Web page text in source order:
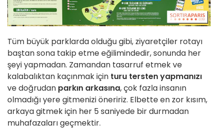
Tüm büyük parklarda olduğu gibi, ziyaretçiler rotayı
baştan sona takip etme eğilimindedir, sonunda her
şeyi yapmadan. Zamandan tasarruf etmek ve
kalabalıktan kaçınmak için turu tersten yapmanızı
ve doğrudan parkın arkasına, çok fazla insanın
olmadığı yere gitmenizi öneririz. Elbette en zor kısım,
arkaya gitmek için her 5 saniyede bir durmadan
muhafazaları geçmektir.